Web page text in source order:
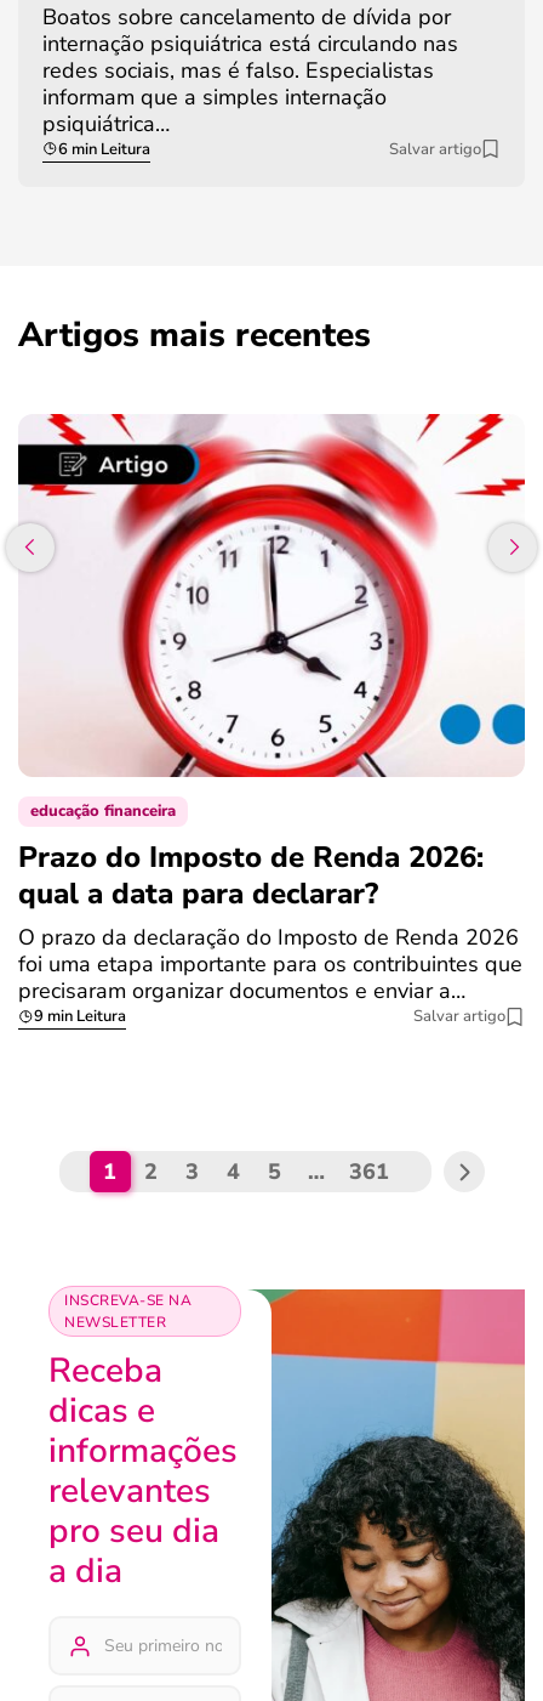
Boatos sobre cancelamento de dívida por
internação psiquiátrica está circulando nas
redes sociais, mas é falso. Especialistas
informam que a simples internação
psiquiátrica…
6 min Leitura Salvar artigo
Artigos mais recentes
educação financeira
Prazo do Imposto de Renda 2026:
qual a data para declarar?
O prazo da declaração do Imposto de Renda 2026
foi uma etapa importante para os contribuintes que
precisaram organizar documentos e enviar a…
9 min Leitura Salvar artigo
1 2 3 4 5 … 361
INSCREVA-SE NA
NEWSLETTER
Receba
dicas e
informações
relevantes
pro seu dia
a dia